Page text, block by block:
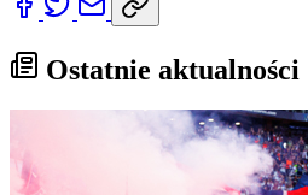
Ostatnie aktualności